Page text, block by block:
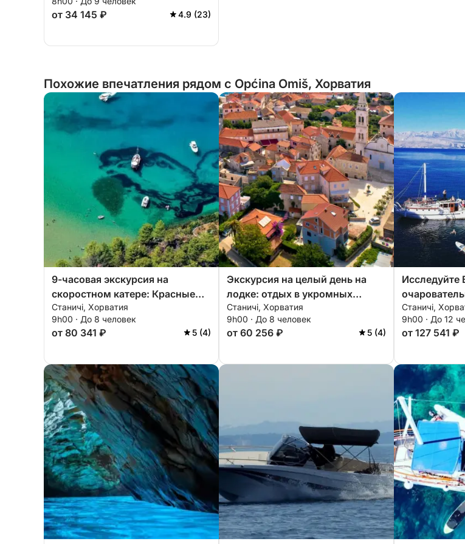
от 34 145 ₽ 4.9 (23)
Похожие впечатления рядом с Općina Omiš, Хорватия
9-часовая экскурсия на
скоростном катере: Красные
скалы и острова Ада.
Станичі, Хорватия
9h00 · До 8 человек
от 80 341 ₽ 5 (4)
Экскурсия на целый день на
лодке: отдых в укромных
бухтах Брача.
Станичі, Хорватия
9h00 · До 8 человек
от 60 256 ₽ 5 (4)
Исследуйте
тур леди
Станичі,
9h00 · До 12
от 127 541 ₽